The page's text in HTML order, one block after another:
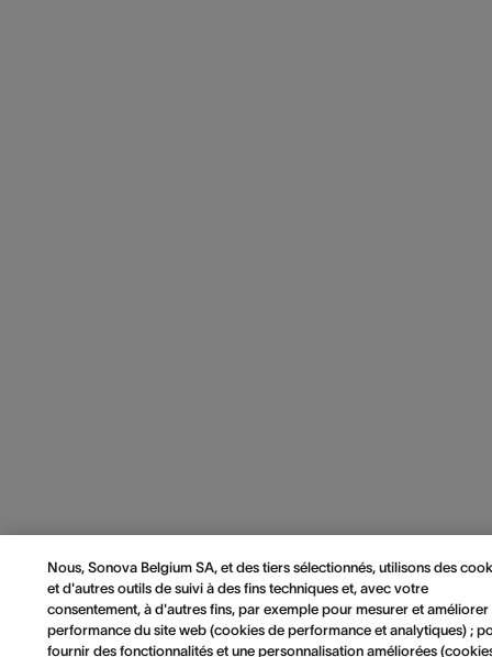
Nous, Sonova Belgium SA, et des tiers sélectionnés, utilisons des
et d'autres outils de suivi à des fins techniques et, avec votre
consentement, à d'autres fins, par exemple pour mesurer et améliorer
performance du site web (cookies de performance et analytiques) ;
fournir des fonctionnalités et une personnalisation améliorées